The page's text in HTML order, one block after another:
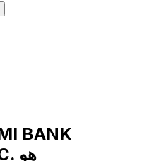
BANGLADESH PLC. هو